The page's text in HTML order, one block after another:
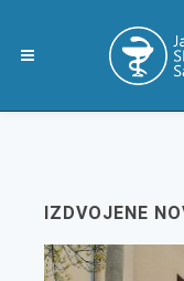
IZDVOJENE